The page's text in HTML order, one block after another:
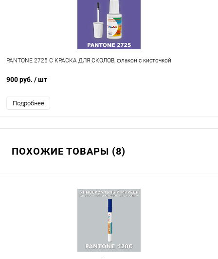
PANTONE 2725 C КРАСКА ДЛЯ СКОЛОВ, флакон с кисточкой
900 руб. / шт
Подробнее
ПОХОЖИЕ ТОВАРЫ (8)